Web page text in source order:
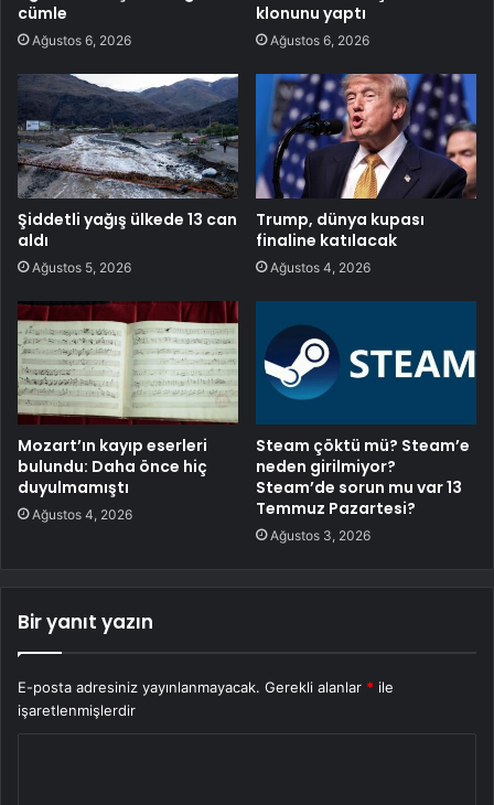
cümle
Ağustos 6, 2026
klonunu yaptı
Ağustos 6, 2026
Şiddetli yağış ülkede 13 can
aldı
Ağustos 5, 2026
Trump, dünya kupası
finaline katılacak
Ağustos 4, 2026
Mozart’ın kayıp eserleri
bulundu: Daha önce hiç
duyulmamıştı
Ağustos 4, 2026
Steam çöktü mü? Steam’e
neden girilmiyor?
Steam’de sorun mu var 13
Temmuz Pazartesi?
Ağustos 3, 2026
Bir yanıt yazın
E-posta adresiniz yayınlanmayacak. Gerekli alanlar * ile
işaretlenmişlerdir